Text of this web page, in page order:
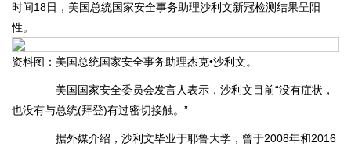
时间18日，美国总统国家安全事务助理沙利文新冠检测结果呈阳
性。
资料图：美国总统国家安全事务助理杰克•沙利文。
美国国家安全委员会发言人表示，沙利文目前“没有症状，
也没有与总统(拜登)有过密切接触。”
据外媒介绍，沙利文毕业于耶鲁大学，曾于2008年和2016